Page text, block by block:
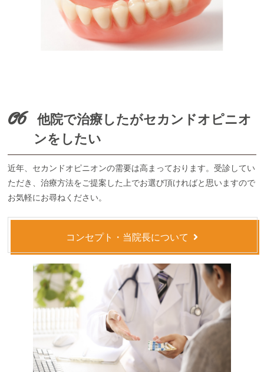
06
他院で治療したがセカンドオピニオ
ンをしたい
近年、セカンドオピニオンの需要は高まっております。受診してい
ただき、治療方法をご提案した上でお選び頂ければと思いますので
お気軽にお尋ねください。
コンセプト・当院長について